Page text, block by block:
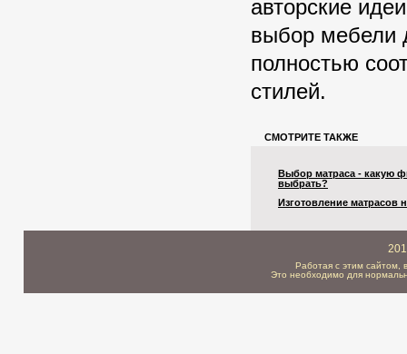
авторские
выбор мебели
полностью
стилей.
СМОТРИТЕ ТАКЖЕ
Выбор матраса - какую
выбрать?
Изготовление матрасов
Работая с этим сайтом,
Это необходимо для